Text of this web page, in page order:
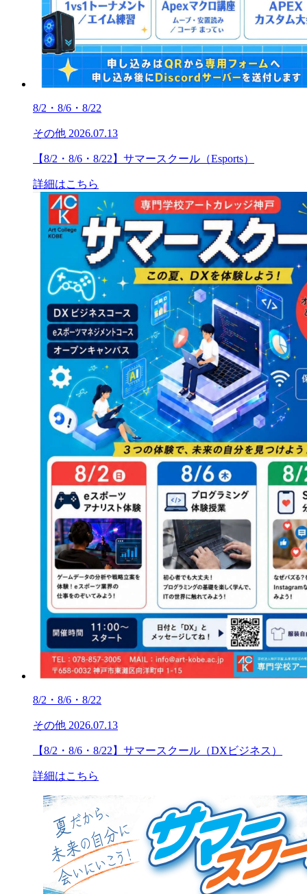
8/2・8/6・8/22
その他 2026.07.13
【8/2・8/6・8/22】サマースクール（Esports）
詳細はこちら
8/2・8/6・8/22
その他 2026.07.13
【8/2・8/6・8/22】サマースクール（DXビジネス）
詳細はこちら